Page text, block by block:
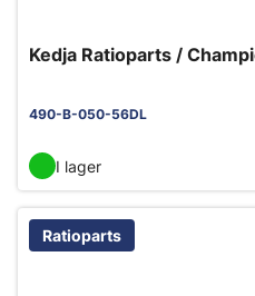
Kedja Ratioparts /
490-B-050-56DL
I lager
Ratioparts